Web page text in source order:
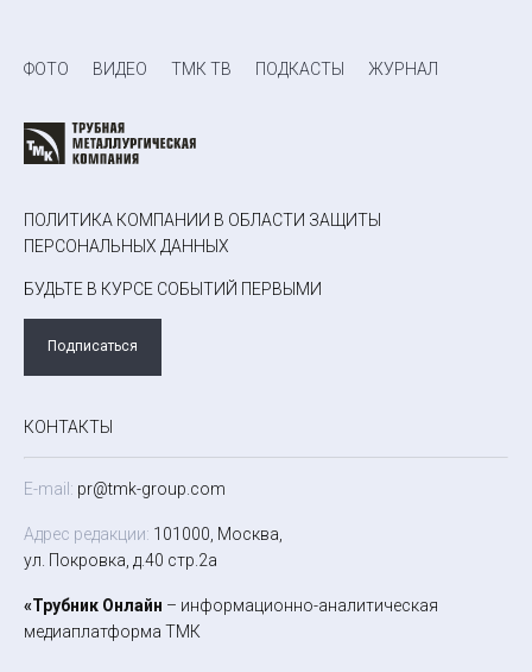
ФОТО ВИДЕО ТМК ТВ ПОДКАСТЫ ЖУРНАЛ
ПОЛИТИКА КОМПАНИИ В ОБЛАСТИ ЗАЩИТЫ
ПЕРСОНАЛЬНЫХ ДАННЫХ
БУДЬТЕ В КУРСЕ СОБЫТИЙ ПЕРВЫМИ
Подписаться
КОНТАКТЫ
E-mail: pr@tmk-group.com
Адрес редакции: 101000, Москва,
ул. Покровка, д.40 стр.2а
«Трубник Онлайн – информационно-аналитическая
медиаплатформа ТМК